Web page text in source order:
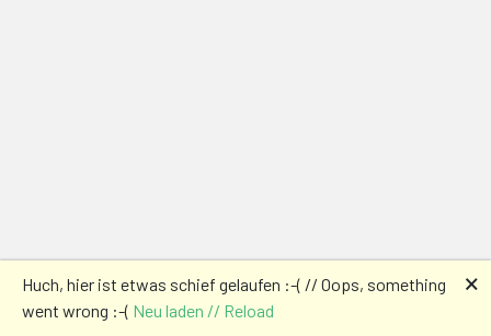
Huch, hier ist etwas schief gelaufen :-( // Oops, something
went wrong :-( Neu laden // Reload
🗙